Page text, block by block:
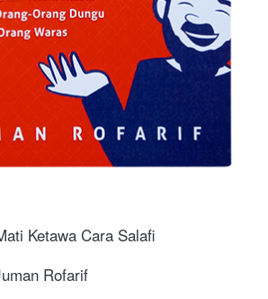
Ketawa Cara Salafi
Rofarif